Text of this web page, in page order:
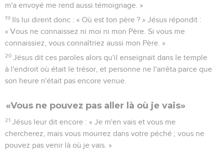
m'a envoyé me rend aussi témoignage. »
19 Ils lui dirent donc : « Où est ton père ? » Jésus répondit :
« Vous ne connaissez ni moi ni mon Père. Si vous me
connaissiez, vous connaîtriez aussi mon Père. »
20 Jésus dit ces paroles alors qu'il enseignait dans le temple
à l'endroit où était le trésor, et personne ne l'arrêta parce que
son heure n'était pas encore venue.
«Vous ne pouvez pas aller là où je vais»
21 Jésus leur dit encore : « Je m'en vais et vous me
chercherez, mais vous mourrez dans votre péché ; vous ne
pouvez pas venir là où je vais. »